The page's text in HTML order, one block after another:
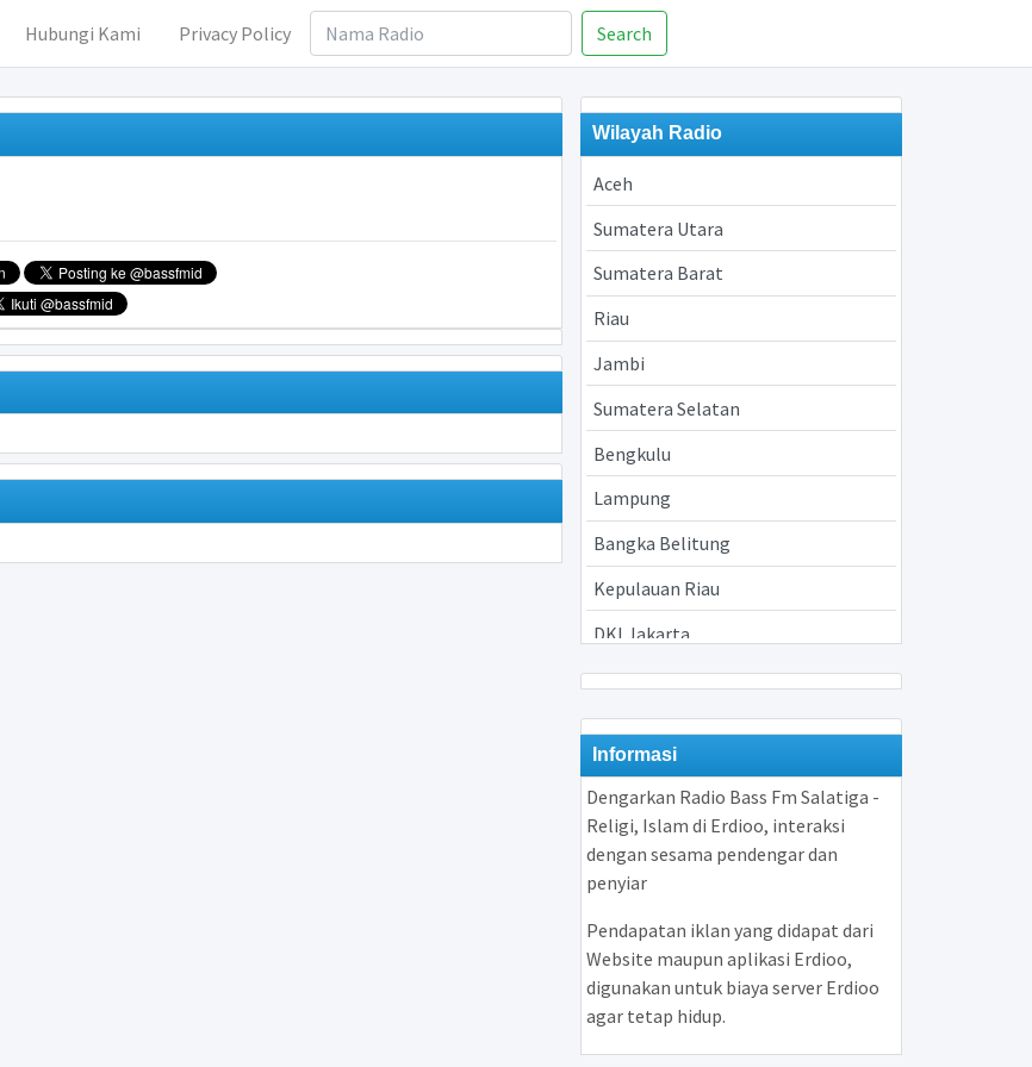
Hubungi Kami Privacy Policy Search
Wilayah Radio
Aceh
Sumatera Utara
Sumatera Barat
Riau
Jambi
Sumatera Selatan
Bengkulu
Lampung
Bangka Belitung
Kepulauan Riau
DKI Jakarta
Jawa Barat
Jawa Tengah
Yogyakarta
Jawa Timur
Banten
Nusa Tenggara Barat
Nusa Tenggara Timur
Informasi
Dengarkan Radio Bass Fm Salatiga -
Religi, Islam di Erdioo, interaksi
dengan sesama pendengar dan
penyiar
Pendapatan iklan yang didapat dari
Website maupun aplikasi Erdioo,
digunakan untuk biaya server Erdioo
agar tetap hidup.